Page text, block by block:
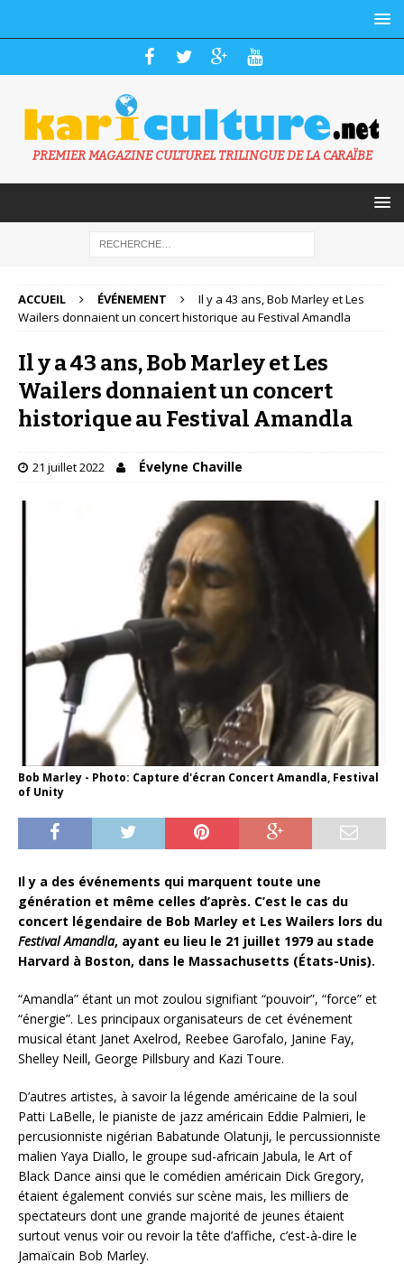
PREMIER MAGAZINE CULTUREL TRILINGUE DE LA CARAÏBE
ACCUEIL ÉVÉNEMENT
Il y a 43 ans, Bob Marley et Les
Wailers donnaient un concert historique au Festival Amandla
Il y a 43 ans, Bob Marley et Les
Wailers donnaient un concert
historique au Festival Amandla
21 juillet 2022 Évelyne Chaville
Bob Marley - Photo: Capture d'écran Concert Amandla, Festival
of Unity
Il y a des événements qui marquent toute une
génération et même celles d’après. C’est le cas du
concert légendaire de Bob Marley et Les Wailers lors du
Festival Amandla, ayant eu lieu le 21 juillet 1979 au stade
Harvard à Boston, dans le Massachusetts (États-Unis).
“Amandla” étant un mot zoulou signifiant “pouvoir”, “force” et
“énergie”. Les principaux organisateurs de cet événement
musical étant Janet Axelrod, Reebee Garofalo, Janine Fay,
Shelley Neill, George Pillsbury and Kazi Toure.
D’autres artistes, à savoir la légende américaine de la soul
Patti LaBelle, le pianiste de jazz américain Eddie Palmieri, le
percusionniste nigérian Babatunde Olatunji, le percussionniste
malien Yaya Diallo, le groupe sud-africain Jabula, le Art of
Black Dance ainsi que le comédien américain Dick Gregory,
étaient également conviés sur scène mais, les milliers de
spectateurs dont une grande majorité de jeunes étaient
surtout venus voir ou revoir la tête d’affiche, c’est-à-dire le
Jamaïcain Bob Marley.